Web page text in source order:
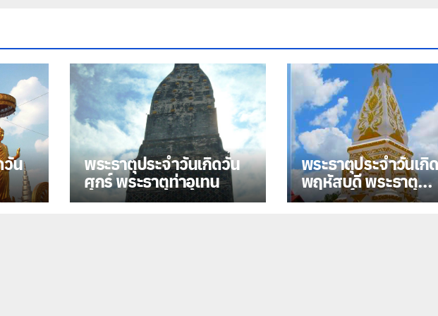
วัน พระธาตุประจำวันเกิดวัน
ศุกร์ พระธาตุท่าอุเทน
พระธาตุประจำวันเกิ
พฤหัสบดี พระธาตุ
ประสิทธิ์